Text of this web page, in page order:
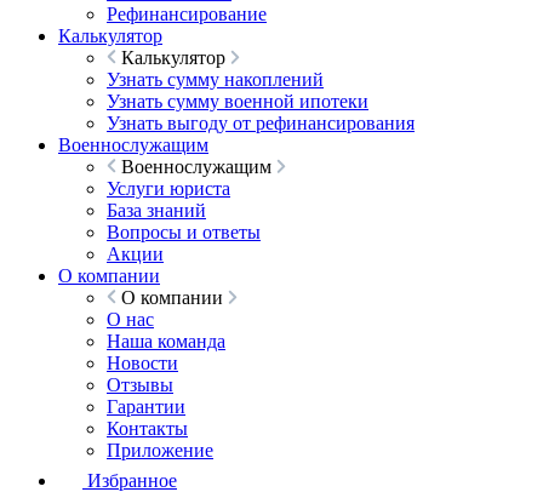
Рефинансирование
Калькулятор
Калькулятор
Узнать сумму накоплений
Узнать сумму военной ипотеки
Узнать выгоду от рефинансирования
Военнослужащим
Военнослужащим
Услуги юриста
База знаний
Вопросы и ответы
Акции
О компании
О компании
О нас
Наша команда
Новости
Отзывы
Гарантии
Контакты
Приложение
Избранное